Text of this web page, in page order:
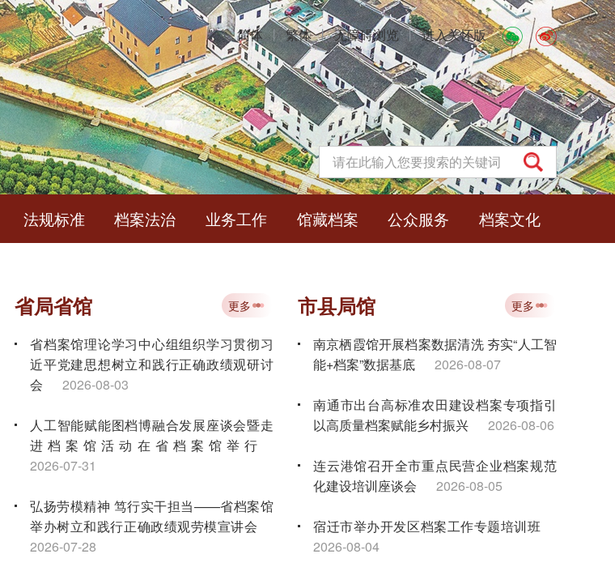
简体 丨 繁体 丨 无障碍浏览 丨 进入关怀版
法规标准 档案法治 业务工作 馆藏档案 公众服务 档案文化
民共和国档案法
省局省馆 更多
省档案馆理论学习中心组组织学习贯彻习
近平党建思想树立和践行正确政绩观研讨
会
2026-08-03
人工智能赋能图档博融合发展座谈会暨走
进档案馆活动在省档案馆举行
2026-07-31
弘扬劳模精神 笃行实干担当——省档案馆
举办树立和践行正确政绩观劳模宣讲会
2026-07-28
市县局馆 更多
南京栖霞馆开展档案数据清洗 夯实“人工智
能+档案”数据基底
2026-08-07
南通市出台高标准农田建设档案专项指引
以高质量档案赋能乡村振兴
2026-08-06
连云港馆召开全市重点民营企业档案规范
化建设培训座谈会
2026-08-05
宿迁市举办开发区档案工作专题培训班
2026-08-04